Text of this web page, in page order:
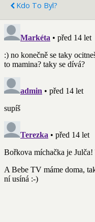
Kdo To Byl?